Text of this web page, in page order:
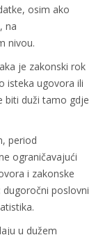
osim ako
na
nivou.
je zakonski rok
isteka ugovora ili
biti duži tamo gdje
period
ograničavajući
i zakonske
poslovni
u dužem